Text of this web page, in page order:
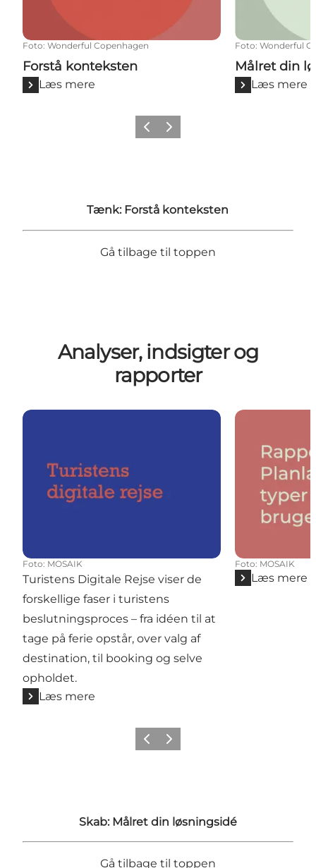
Foto: Wonderful Copenhagen
Forstå konteksten
Læs mere
Foto: Wonderful
Målret din
Læs mere
ForrigeNæste
Tænk: Forstå konteksten
Gå tilbage til toppen
Analyser, indsigter og
rapporter
Foto: MOSAIK
Turistens Digitale Rejse viser de
forskellige faser i turistens
beslutningsproces – fra idéen til at
tage på ferie opstår, over valg af
destination, til booking og selve
opholdet.
Læs mere
Foto: MOSAIK
Læs mere
ForrigeNæste
Skab: Målret din løsningsidé
Gå tilbage til toppen